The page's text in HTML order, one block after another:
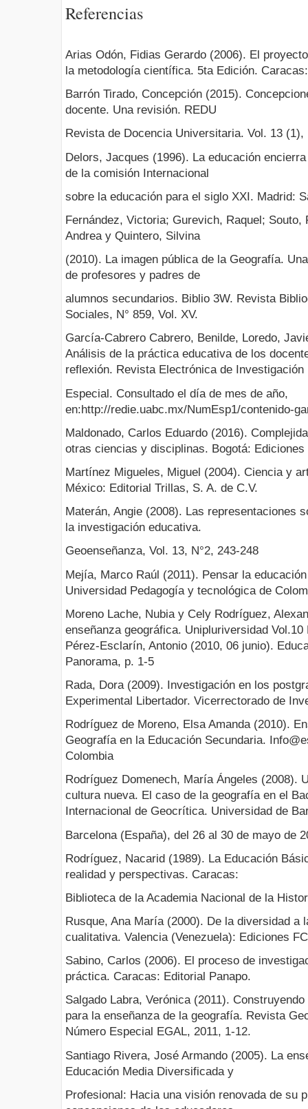
Referencias
Arias Odón, Fidias Gerardo (2006). El
la metodología científica. 5ta Edición.
Barrón Tirado, Concepción (2015).
docente. Una revisión. REDU
Revista de Docencia Universitaria. Vol. 13
Delors, Jacques (1996). La educación
de la comisión Internacional
sobre la educación para el siglo XXI. Madrid:
Fernández, Victoria; Gurevich, Raquel;
Andrea y Quintero, Silvina
(2010). La imagen pública de la Geografía.
de profesores y padres de
alumnos secundarios. Biblio 3W. Revista
Sociales, N° 859, Vol. XV.
García-Cabrero Cabrero, Benilde, Loredo,
Análisis de la práctica educativa de los
reflexión. Revista Electrónica de Investigación
Especial. Consultado el día de mes de año,
en:http://redie.uabc.mx/NumEsp1/contenido-
Maldonado, Carlos Eduardo (2016).
otras ciencias y disciplinas. Bogotá: Ediciones
Martínez Migueles, Miguel (2004). Ciencia y
México: Editorial Trillas, S. A. de C.V.
Materán, Angie (2008). Las representaciones
la investigación educativa.
Geoenseñanza, Vol. 13, N°2, 243-248
Mejía, Marco Raúl (2011). Pensar la
Universidad Pedagogía y tecnológica de
Moreno Lache, Nubia y Cely Rodríguez,
enseñanza geográfica. Unipluriversidad
Pérez-Esclarín, Antonio (2010, 06 junio).
Panorama, p. 1-5
Rada, Dora (2009). Investigación en los
Experimental Libertador. Vicerrectorado de
Rodríguez de Moreno, Elsa Amanda (2010).
Geografía en la Educación Secundaria.
Colombia
Rodríguez Domenech, María Ángeles (2008).
cultura nueva. El caso de la geografía en el
Internacional de Geocrítica. Universidad de
Barcelona (España), del 26 al 30 de mayo de
Rodríguez, Nacarid (1989). La Educación
realidad y perspectivas. Caracas:
Biblioteca de la Academia Nacional de la
Rusque, Ana María (2000). De la diversidad a
cualitativa. Valencia (Venezuela): Ediciones
Sabino, Carlos (2006). El proceso de
práctica. Caracas: Editorial Panapo.
Salgado Labra, Verónica (2011).
para la enseñanza de la geografía. Revista
Número Especial EGAL, 2011, 1-12.
Santiago Rivera, José Armando (2005). La
Educación Media Diversificada y
Profesional: Hacia una visión renovada de su